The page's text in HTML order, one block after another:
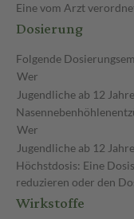
Eine vom Arzt
Dosierung
Folgende
Wer
Jugendliche ab 12
Wer
Jugendliche ab 12
Höchstdosis: Eine
reduzieren oder den
Wirkstoffe